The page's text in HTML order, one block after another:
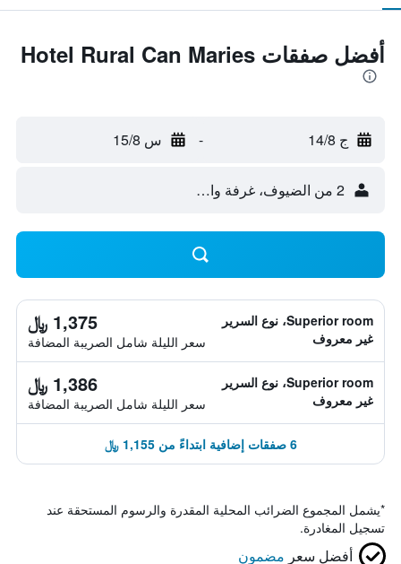
أفضل صفقات Hotel Rural Can Maries
ج 14/8 - س 15/8
2 من الضيوف، غرفة واحدة
Superior room، نوع السرير
غير معروف
1,375 ﷼
سعر الليلة شامل الصريبة المضافة
Superior room، نوع السرير
غير معروف
1,386 ﷼
سعر الليلة شامل الصريبة المضافة
6 صفقات إضافية ابتداءً من 1,155 ﷼
*يشمل المجموع الضرائب المحلية المقدرة والرسوم المستحقة عند
تسجيل المغادرة.
أفضل سعر مضمون